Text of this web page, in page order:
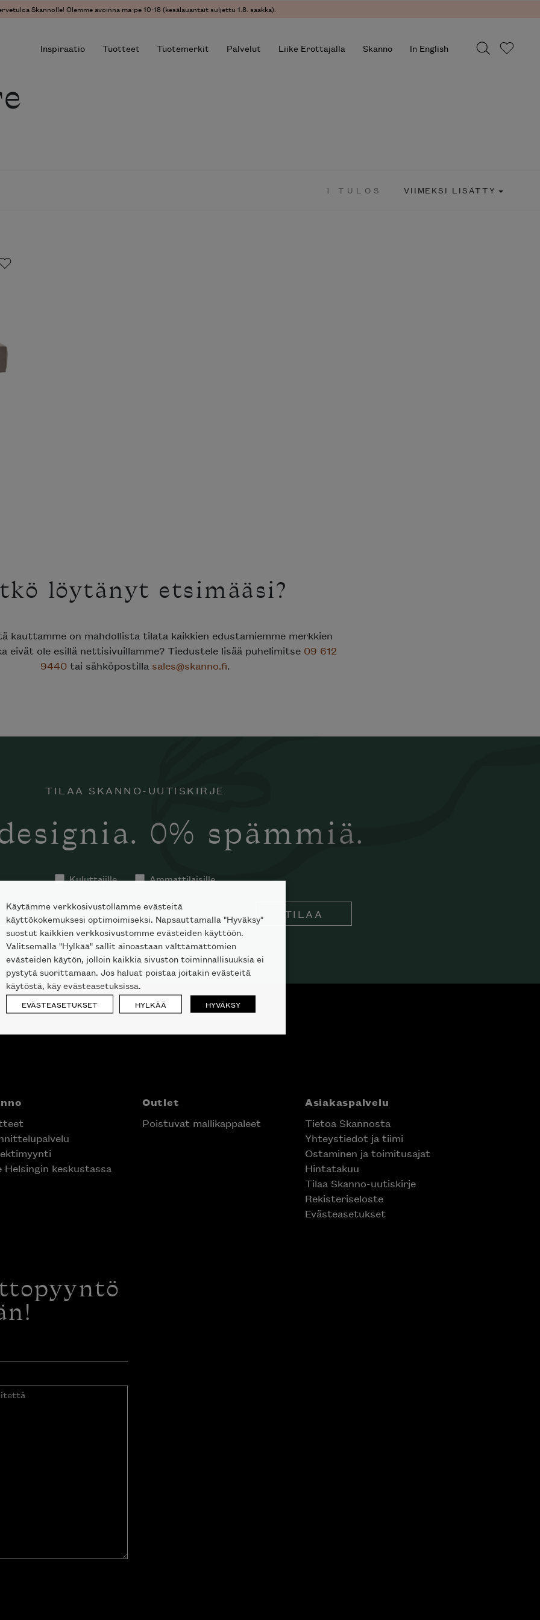
Skannolle! Olemme avoinna ma-pe 10-18 (kesälauantait suljettu 1.8. saakka).
Inspiraatio Tuotteet Tuotemerkit Palvelut Liike Erottajalla Skanno In English
1 TULOS VIIMEKSI LISÄTTY
löytänyt etsimääsi?
kauttamme on mahdollista tilata kaikkien edustamiemme merkkien
eivät ole esillä nettisivuillamme? Tiedustele lisää puhelimitse 09 612
9440tai sähköpostilla sales@skanno.fi.
TILAA SKANNO-UUTISKIRJE
0% spämmiä.
Kuluttajille Ammattilaisille
TILAA
Helsingin keskustassa
Outlet
Poistuvat mallikappaleet
Asiakaspalvelu
Tietoa Skannosta
Yhteystiedot ja tiimi
Ostaminen ja toimitusajat
Hintatakuu
Tilaa Skanno-uutiskirje
Rekisteriseloste
Evästeasetukset
Käytämme verkkosivustollamme evästeitä
käyttökokemuksesi optimoimiseksi. Napsauttamalla "Hyväksy"
suostut kaikkien verkkosivustomme evästeiden käyttöön.
Valitsemalla "Hylkää" sallit ainoastaan välttämättömien
evästeiden käytön, jolloin kaikkia sivuston toiminnallisuuksia ei
pystytä suorittamaan. Jos haluat poistaa joitakin evästeitä
käytöstä, käy evästeasetuksissa.
EVÄSTEASETUKSET HYLKÄÄ HYVÄKSY